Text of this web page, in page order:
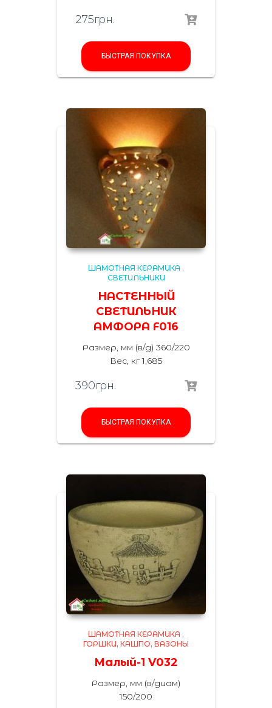
275грн.
БЫСТРАЯ ПОКУПКА
ШАМОТНАЯ КЕРАМИКА ,
СВЕТИЛЬНИКИ
НАСТЕННЫЙ
СВЕТИЛЬНИК
АМФОРА F016
Размер, мм (в/д) 360/220
Вес, кг 1,685
390грн.
БЫСТРАЯ ПОКУПКА
ШАМОТНАЯ КЕРАМИКА ,
ГОРШКИ, КАШПО, ВАЗОНЫ
Малый-1 V032
Размер, мм (в/диам)
150/200